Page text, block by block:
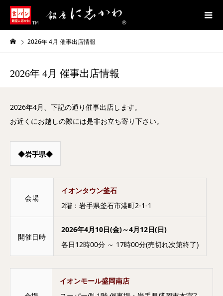
2026年 4月 催事出店情報
2026年 4月 催事出店情報
2026年4月、下記の通り催事出店します。
お近くにお越しの際には是非お立ち寄り下さい。
◆岩手県◆
会場
イオンタウン釜石
2階：岩手県釜石市港町2-1-1
開催日時
2026年4月10日(金)～4月12日(日)
各日12時00分 ～ 17時00分(売切れ次第終了)
イオンモール盛岡南店